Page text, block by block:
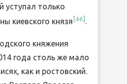
уступал только
киевского князя 46 .
княжения
года столь же мало
как и ростовский.